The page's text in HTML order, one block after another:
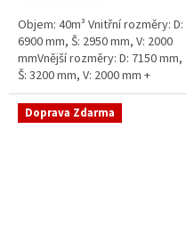
Objem: 40m³ Vnitřní rozměry: D:
6900 mm, Š: 2950 mm, V: 2000
mmVnější rozměry: D: 7150 mm,
Š: 3200 mm, V: 2000 mm +
komínek Běžná doba dodání 2-3
týdny od objednávky. Rozměry...
Doprava Zdarma